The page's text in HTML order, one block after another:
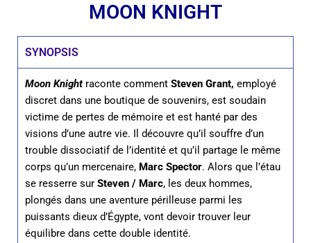
MOON KNIGHT
SYNOPSIS
Moon Knight raconte comment Steven Grant, employé
discret dans une boutique de souvenirs, est soudain
victime de pertes de mémoire et est hanté par des
visions d’une autre vie. Il découvre qu’il souffre d’un
trouble dissociatif de l’identité et qu’il partage le même
corps qu’un mercenaire, Marc Spector. Alors que l’étau
se resserre sur Steven / Marc, les deux hommes,
plongés dans une aventure périlleuse parmi les
puissants dieux d’Égypte, vont devoir trouver leur
équilibre dans cette double identité.